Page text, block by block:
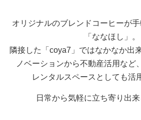
オリジナルのブレンドコーヒーが
「ななほし」。
隣接した「coya7」ではなかなか出
ノベーションから不動産活用など
レンタルスペースとしても活
日常から気軽に立ち寄り出来